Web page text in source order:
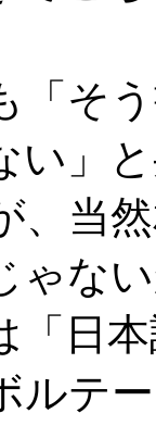
「そ
い」
、当
ゃな
「日
ルテ